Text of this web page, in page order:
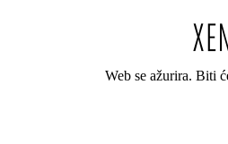
Web se ažurira. Biti